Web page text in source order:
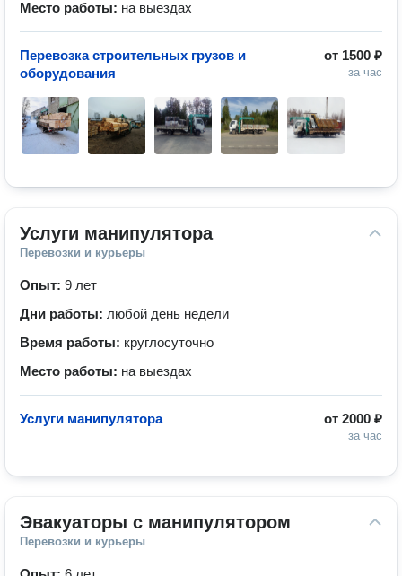
Место работы: на выездах
от 1500 ₽
за час
Перевозка строительных грузов и
оборудования
Услуги манипулятора
Перевозки и курьеры
Опыт: 9 лет
Дни работы: любой день недели
Время работы: круглосуточно
Место работы: на выездах
от 2000 ₽
за час
Услуги манипулятора
Эвакуаторы с манипулятором
Перевозки и курьеры